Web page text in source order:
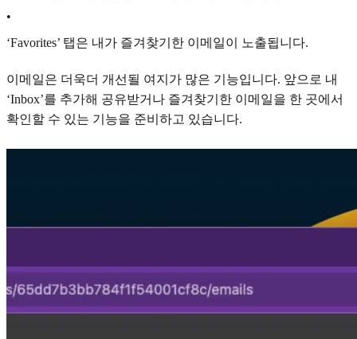
•
‘Favorites’ 탭은 내가 즐겨찾기한 이메일이 노출됩니다.
이메일은 더욱더 개선될 여지가 많은 기능입니다. 앞으로 내
‘Inbox’를 추가해 공유받거나 즐겨찾기한 이메일을 한 곳에서
확인할 수 있는 기능을 준비하고 있습니다.